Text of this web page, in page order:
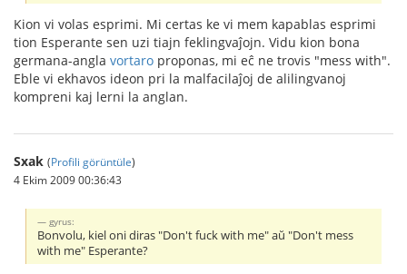
Kion vi volas esprimi. Mi certas ke vi mem kapablas esprimi
tion Esperante sen uzi tiajn feklingvaĵojn. Vidu kion bona
germana-angla vortaro proponas, mi eĉ ne trovis "mess with".
Eble vi ekhavos ideon pri la malfacilaĵoj de alilingvanoj
kompreni kaj lerni la anglan.
Sxak (Profili görüntüle)
4 Ekim 2009 00:36:43
gyrus:
Bonvolu, kiel oni diras "Don't fuck with me" aŭ "Don't mess
with me" Esperante?